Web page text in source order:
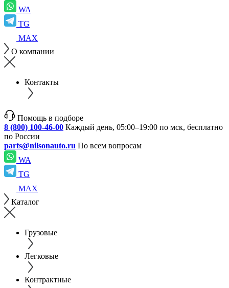
WA
TG
MAX
О компании
Контакты
Помощь в подборе
8 (800) 100-46-00 Каждый день, 05:00–19:00 по мск, бесплатно
по России
parts@nilsonauto.ru По всем вопросам
WA
TG
MAX
Каталог
Грузовые
Легковые
Контрактные